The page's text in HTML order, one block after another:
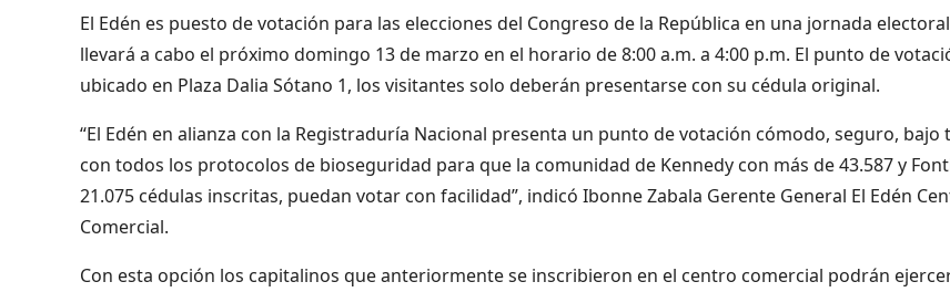
El Edén es puesto de votación para las elecciones del Congreso de la República en una jornada
llevará a cabo el próximo domingo 13 de marzo en el horario de 8:00 a.m. a 4:00 p.m. El punto de
ubicado en Plaza Dalia Sótano 1, los visitantes solo deberán presentarse con su cédula original.
“El Edén en alianza con la Registraduría Nacional presenta un punto de votación cómodo, seguro, bajo
con todos los protocolos de bioseguridad para que la comunidad de Kennedy con más de 43.587 y
21.075 cédulas inscritas, puedan votar con facilidad”, indicó Ibonne Zabala Gerente General El Edén
Comercial.
Con esta opción los capitalinos que anteriormente se inscribieron en el centro comercial podrán